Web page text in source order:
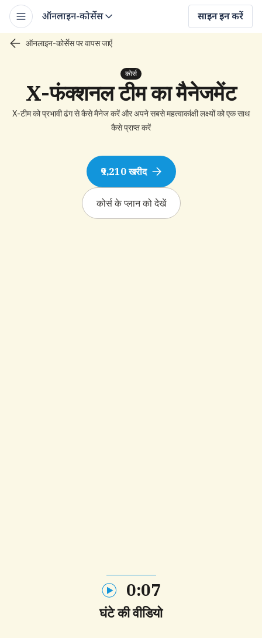
ऑनलाइन-कोर्सेस साइन इन करें
ऑनलाइन-कोर्सेस पर वापस जाएँ
कोर्स
X-फंक्शनल टीम का मैनेजमेंट
X-टीम को प्रभावी ढंग से कैसे मैनेज करें और अपने सबसे महत्वाकांक्षी लक्ष्यों को एक साथ
कैसे प्राप्त करें
₹9,210 खरीद
कोर्स के प्लान को देखें
0:07
घंटे की वीडियो